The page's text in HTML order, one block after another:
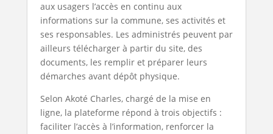
aux usagers l’accès en continu aux
informations sur la commune, ses activités et
ses responsables. Les administrés peuvent par
ailleurs télécharger à partir du site, des
documents, les remplir et préparer leurs
démarches avant dépôt physique.
Selon Akoté Charles, chargé de la mise en
ligne, la plateforme répond à trois objectifs :
faciliter l’accès à l’information, renforcer la